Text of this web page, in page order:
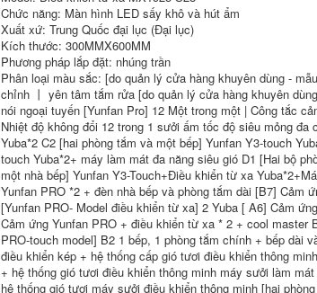
nước thẩm thấu
ngược RO Máy lọc
nước gia đình hàng
đầu chính hãng máy
lọc nước ao smith
z7
10,142,000
Máy lọc nước tăng
áp Midea gia đình
uống trực tiếp tại vòi
thẩm thấu ngược lọc
nước toàn bộ gia
đình 1000G chính
hãng máy tạo nước
ion kiềm
13,386,000
Chức năng: Màn hình LED sấy khô và hút ẩm
Xuất xứ: Trung Quốc đại lục (Đại lục)
Kích thước: 300MMX600MM
Phương pháp lắp đặt: nhúng trần
Phân loại màu sắc: [do quản lý cửa hàng khuyên dùng -
chỉnh 丨 yên tâm tắm rửa [do quản lý cửa hàng khuyên
nói ngoại tuyến [Yunfan Pro] 12 Một trong một | Công tắc
Nhiệt độ không đổi 12 trong 1 sưởi ấm tốc độ siêu mỏng
Yuba*2 C2 [hai phòng tắm và một bếp] Yunfan Y3-touch
touch Yuba*2+ máy làm mát đa năng siêu gió D1 [Hai bộ
một nhà bếp] Yunfan Y3-Touch+Điều khiển từ xa
Yunfan PRO *2 + đèn nhà bếp và phòng tắm dài [B7] Cảm
[Yunfan PRO- Model điều khiển từ xa] 2 Yuba [ A6] Cảm
Cảm ứng Yunfan PRO + điều khiển từ xa * 2 + cool
PRO-touch model] B2 1 bếp, 1 phòng tắm chính + bếp dài
điều khiển kép + hệ thống cấp gió tươi điều khiển thông
+ hệ thống gió tươi điều khiển thông minh máy sưởi làm
hệ thống gió tươi máy sưởi điều khiển thông minh [hai